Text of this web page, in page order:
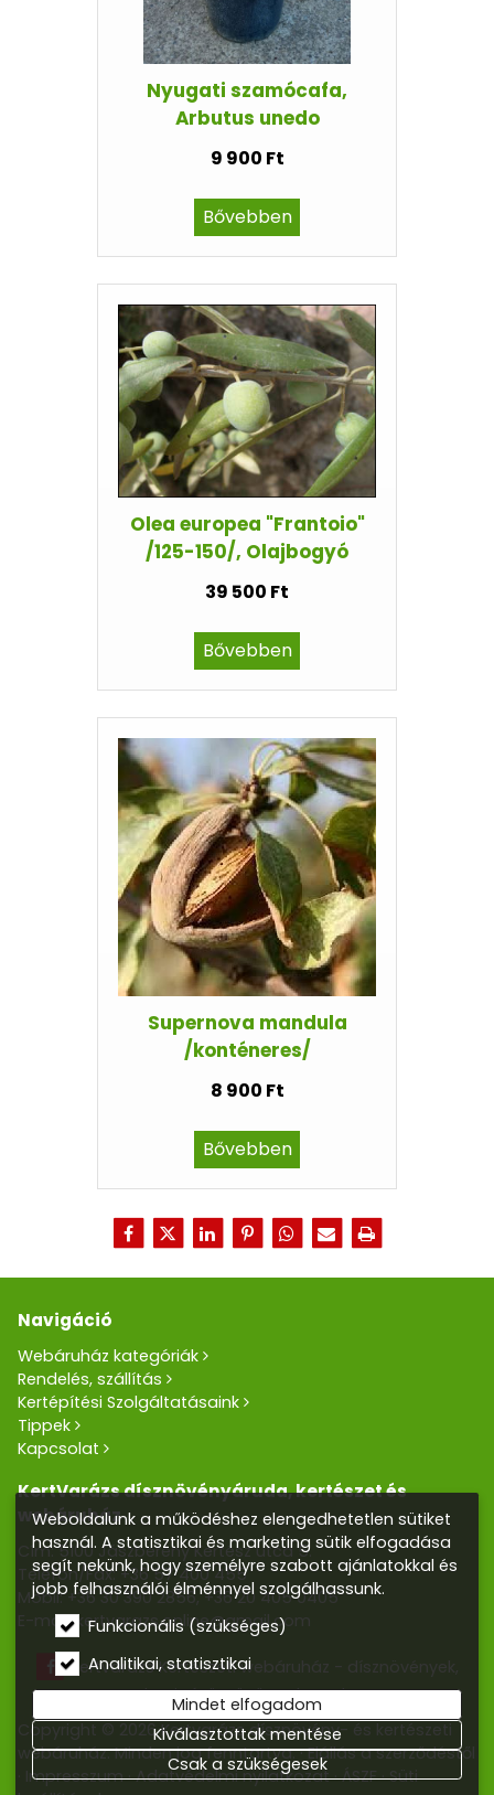
Nyugati szamócafa,
Arbutus unedo
9 900 Ft
Bővebben
Olea europea "Frantoio"
/125-150/, Olajbogyó
39 500 Ft
Bővebben
Supernova mandula
/konténeres/
8 900 Ft
Bővebben
Navigáció
Webáruház kategóriák
Rendelés, szállítás
Kertépítési Szolgáltatásaink
Tippek
Kapcsolat
KertVarázs dísznövényáruda, kertészet és
webáruház
Cím: 5100 Jászberény Kertész utca 5.
Telefon/Fax:+36 57 400 455
Mobil:+36 30 390 2856,+36 20 405 0405
E-mail:kertvarazs.online@gmail.com
Kertvarázs Kertészeti webáruház - dísznövények,
kerti tó, öntözőrendszerek
Copyright © 2026 Kertvarázs dísznövény- és kertészeti
webáruház. Minden jog fenntartva. Elállás a szerződéstől
Impresszum Adatvédelmi nyilatkozat ÁSZF Süti
Weboldalunk a működéshez elengedhetetlen sütiket
használ. A statisztikai és marketing sütik elfogadása
segít nekünk, hogy személyre szabott ajánlatokkal és
jobb felhasználói élménnyel szolgálhassunk.
Funkcionális (szükséges)
Analitikai, statisztikai
Mindet elfogadom
Kiválasztottak mentése
Csak a szükségesek